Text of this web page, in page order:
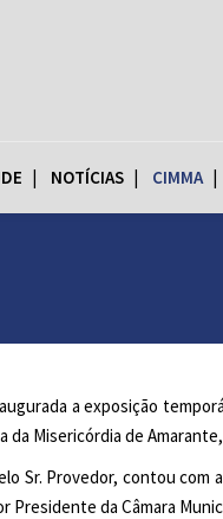
NOTÍCIAS CIMMA
a exposição
da Misericórdia de
Sr. Provedor, contou com
Presidente da Câmara